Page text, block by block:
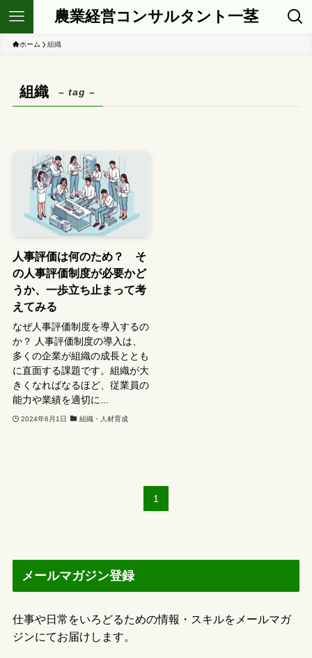
農業経営コンサルタント一茎
ホーム 組織
組織 – tag –
人事評価は何のため？ そ
の人事評価制度が必要かど
うか、一歩立ち止まって考
えてみる
なぜ人事評価制度を導入するの
か？ 人事評価制度の導入は、
多くの企業が組織の成長ととも
に直面する課題です。組織が大
きくなればなるほど、従業員の
能力や業績を適切に...
2024年6月1日 組織・人材育成
1
メールマガジン登録
仕事や日常をいろどるための情報・スキルをメールマガ
ジンにてお届けします。